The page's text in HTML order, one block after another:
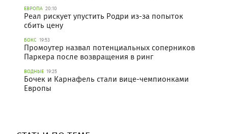
ЕВРОПА 20:10
Реал рискует упустить Родри из-за попыток
сбить цену
БОКС 19:53
Промоутер назвал потенциальных соперников
Паркера после возвращения в ринг
ВОДНЫЕ 19:25
Бочек и Карнафель стали вице-чемпионками
Европы